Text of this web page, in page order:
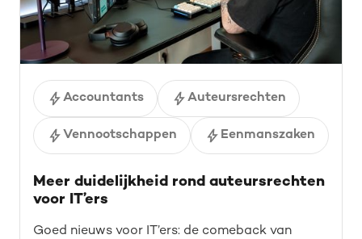
Accountants Auteursrechten
Vennootschappen Eenmanszaken
Meer duidelijkheid rond auteursrechten
voor IT’ers
Goed nieuws voor IT’ers: de comeback van